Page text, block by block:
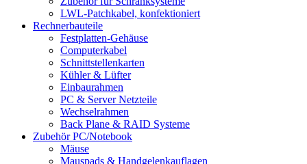
LWL-Patchkabel, konfektioniert
Rechnerbauteile
Festplatten-Gehäuse
Computerkabel
Schnittstellenkarten
Kühler & Lüfter
Einbaurahmen
PC & Server Netzteile
Wechselrahmen
Back Plane & RAID Systeme
Zubehör PC/Notebook
Mäuse
Mauspads & Handgelenkauflagen